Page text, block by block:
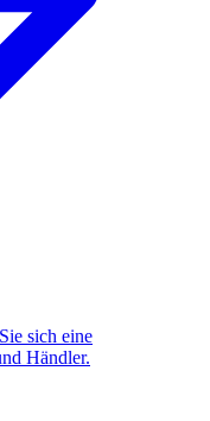
sich eine
Händler.